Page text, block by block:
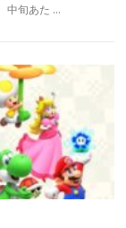
中旬あた …